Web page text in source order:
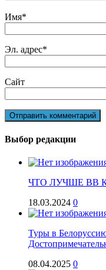
Имя*
Эл. адрес*
Сайт
Выбор редакции
ЧТО ЛУЧШЕ BB
18.03.2024 0
Туры в
08.04.2025 0